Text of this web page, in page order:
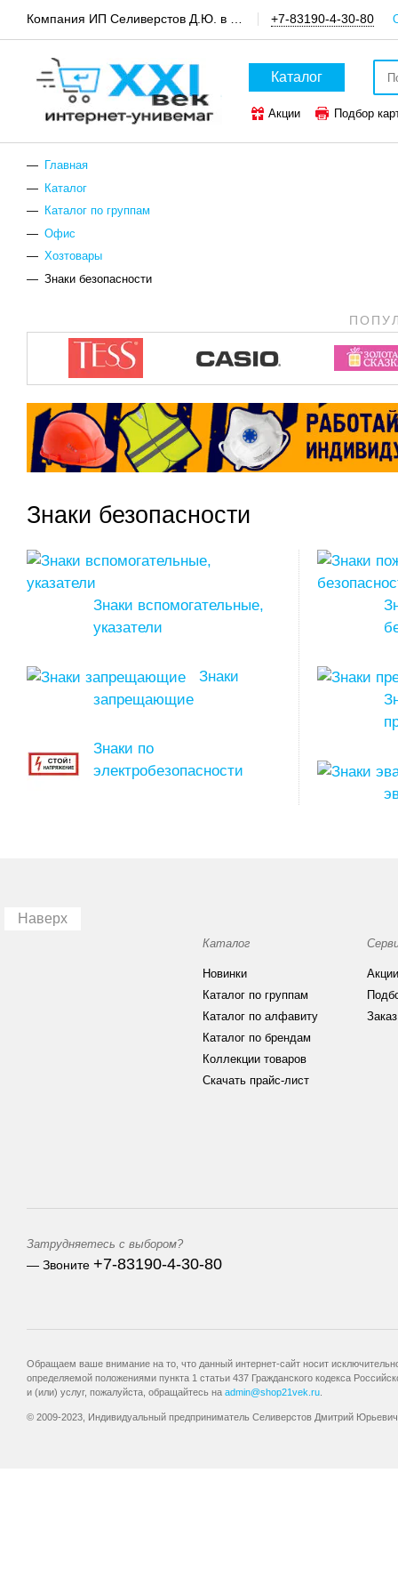
+7-83190-4-30-80
Каталог
Акции
Подбор
Главная
Каталог
Каталог по группам
Офис
Хозтовары
Знаки безопасности
Знаки безопасности
Знаки вспомогательные,
указатели
Знаки
запрещающие
Знаки по
электробезопасности
Наверх
Каталог
Новинки
Каталог по группам
Каталог по алфавиту
Каталог по брендам
Коллекции товаров
Скачать прайс-лист
Затрудняетесь с выбором?
— Звоните +7-83190-4-30-80
Обращаем ваше внимание на то, что данный интернет-сайт носит
определяемой положениями пункта 1 статьи 437 Гражданского кодекса
и (или) услуг, пожалуйста, обращайтесь на admin@shop21vek.ru
© 2009-2023, Индивидуальный предприниматель Селиверстов Дмитрий Юрьевич